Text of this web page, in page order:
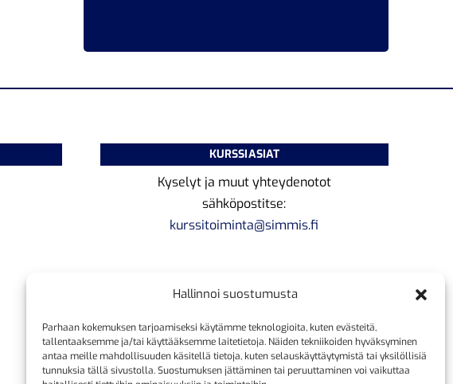
Hallinnoi suostumusta
Parhaan kokemuksen tarjoamiseksi käytämme teknologioita, kuten evästeitä,
tallentaaksemme ja/tai käyttääksemme laitetietoja. Näiden tekniikoiden hyväksyminen
antaa meille mahdollisuuden käsitellä tietoja, kuten selauskäyttäytymistä tai yksilöllisiä
tunnuksia tällä sivustolla. Suostumuksen jättäminen tai peruuttaminen voi vaikuttaa
KURSSIASIAT
Kyselyt ja muut yhteydenotot
sähköpostitse:
kurssitoiminta@simmis.fi